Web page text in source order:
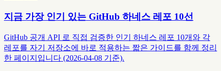
지금 가장 인기 있는 GitHub 하네스 레포 10선
GitHub 공개 API 로 직접 검증한 인기 하네스 레포 10개와 각
레포를 자기 저장소에 바로 적용하는 짧은 가이드를 함께 정리
한 페이지입니다 (2026-04-08 기준).